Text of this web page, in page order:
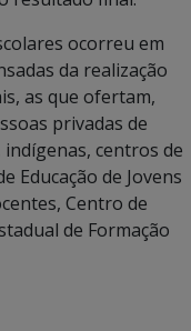
ocorreu em
da realização
as que ofertam,
privadas de
centros de
Educação de Jovens
Centro de
de Formação